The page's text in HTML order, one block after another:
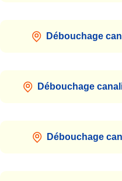
Débouchage
Débouchage
Débouchage